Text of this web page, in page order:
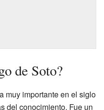
de Soto?
muy importante en el siglo
del conocimiento. Fue un